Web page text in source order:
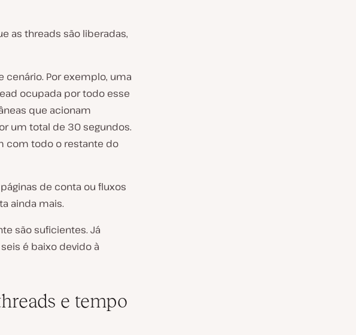
as threads são liberadas,
cenário. Por exemplo, uma
ocupada por todo esse
que acionam
um total de 30 segundos.
com todo o restante do
de conta ou fluxos
ainda mais.
são suficientes. Já
é baixo devido à
e tempo